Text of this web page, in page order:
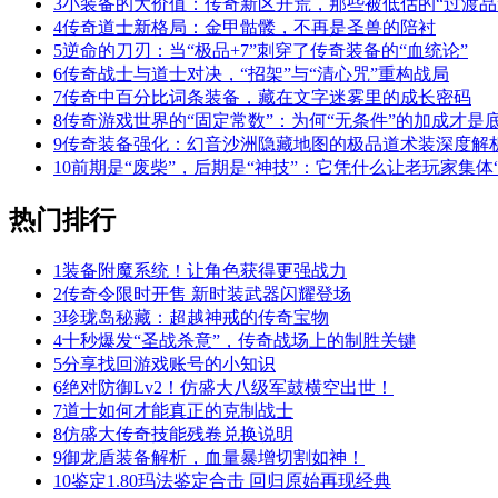
3小装备的大价值：传奇新区开荒，那些被低估的“过渡品
4传奇道士新格局：金甲骷髅，不再是圣兽的陪衬
5逆命的刀刃：当“极品+7”刺穿了传奇装备的“血统论”
6传奇战士与道士对决，“招架”与“清心咒”重构战局
7传奇中百分比词条装备，藏在文字迷雾里的成长密码
8传奇游戏世界的“固定常数”：为何“无条件”的加成才是
9传奇装备强化：幻音沙洲隐藏地图的极品道术装深度解
10前期是“废柴”，后期是“神技”：它凭什么让老玩家集体
热门排行
1装备附魔系统！让角色获得更强战力
2传奇令限时开售 新时装武器闪耀登场
3珍珑岛秘藏：超越神戒的传奇宝物
4十秒爆发“圣战杀意”，传奇战场上的制胜关键
5分享找回游戏账号的小知识
6绝对防御Lv2！仿盛大八级军鼓横空出世！
7道士如何才能真正的克制战士
8仿盛大传奇技能残卷兑换说明
9御龙盾装备解析，血量暴增切割如神！
10鉴定1.80玛法鉴定合击 回归原始再现经典